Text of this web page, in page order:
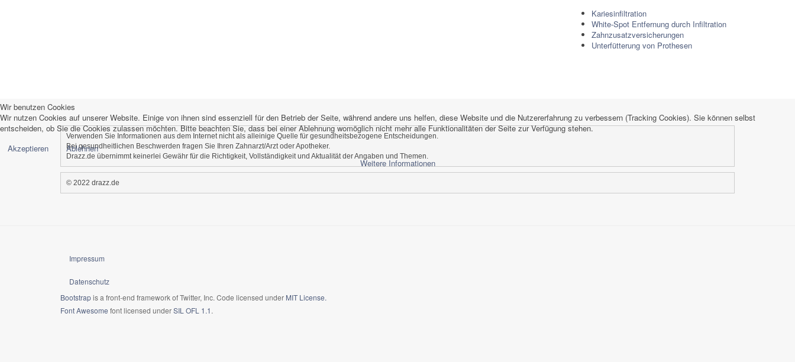
Kariesinfiltration
White-Spot Entfernung durch Infiltration
Zahnzusatzversicherungen
Unterfütterung von Prothesen
Verwenden Sie Informationen aus dem Internet nicht als alleinige Quelle für gesundheitsbezogene Entscheidungen.
Bei gesundheitlichen Beschwerden fragen Sie Ihren Zahnarzt/Arzt oder Apotheker.
Drazz.de übernimmt keinerlei Gewähr für die Richtigkeit, Vollständigkeit und Aktualität der Angaben und Themen.
© 2022 drazz.de
Impressum
Datenschutz
Bootstrapis a front-end framework of Twitter, Inc. Code licensed under MIT License.
Font Awesome font licensed underSIL OFL 1.1.
Wir benutzen Cookies
Wir nutzen Cookies auf unserer Website. Einige von ihnen sind essenziell für den Betrieb der Seite, während andere uns helfen, diese Website und die Nutzererfahrung zu verbessern (Tracking Cookies). Sie können selbst
entscheiden, ob Sie die Cookies zulassen möchten. Bitte beachten Sie, dass bei einer Ablehnung womöglich nicht mehr alle Funktionalitäten der Seite zur Verfügung stehen.
Akzeptieren
Ablehnen
Weitere Informationen